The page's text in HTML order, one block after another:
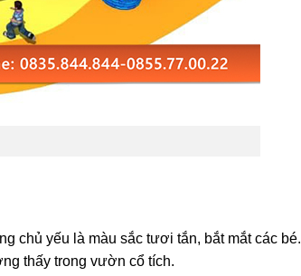
chủ yếu là màu sắc tươi tắn, bắt mắt các bé.
thấy trong vườn cổ tích.